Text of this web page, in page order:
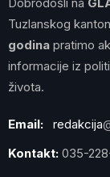
Tuzlanskog
godina pratimo
informacije iz
života.
Email: redakcija
Kontakt: 035-